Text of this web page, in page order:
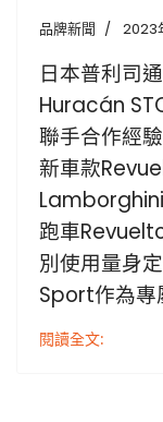
品牌新聞 2023
日本普利司
Huracán
聯手合作經
新車款
Lamborghini
跑車
別使用量身
Sport作為專
閱讀全文: